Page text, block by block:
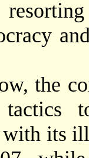
the
tactics
its